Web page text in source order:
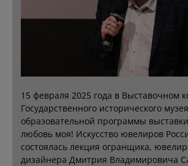
15 февраля 2025 года в Выставочном
Государственного исторического
образовательной программы
любовь моя! Искусство ювелиров
состоялась лекция огранщика,
дизайнера Дмитрия Владимировича